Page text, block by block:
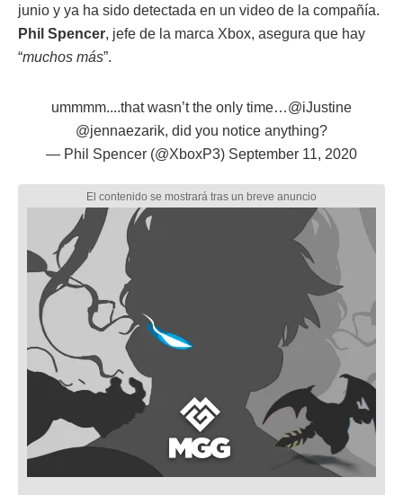
junio y ya ha sido detectada en un video de la compañía.
Phil Spencer, jefe de la marca Xbox, asegura que hay
“muchos más”.
ummmm....that wasn’t the only time…@iJustine
@jennaezarik, did you notice anything?
— Phil Spencer (@XboxP3) September 11, 2020